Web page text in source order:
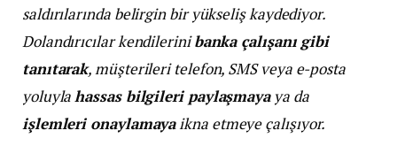
saldırılarında belirgin bir yükseliş kaydediyor.
Dolandırıcılar kendilerinibanka çalışanı gibi
tanıtarak, müşterileri telefon, SMS veya e-posta
yoluylahassas bilgileri paylaşmayaya da
işlemleri onaylamayaikna etmeye çalışıyor.